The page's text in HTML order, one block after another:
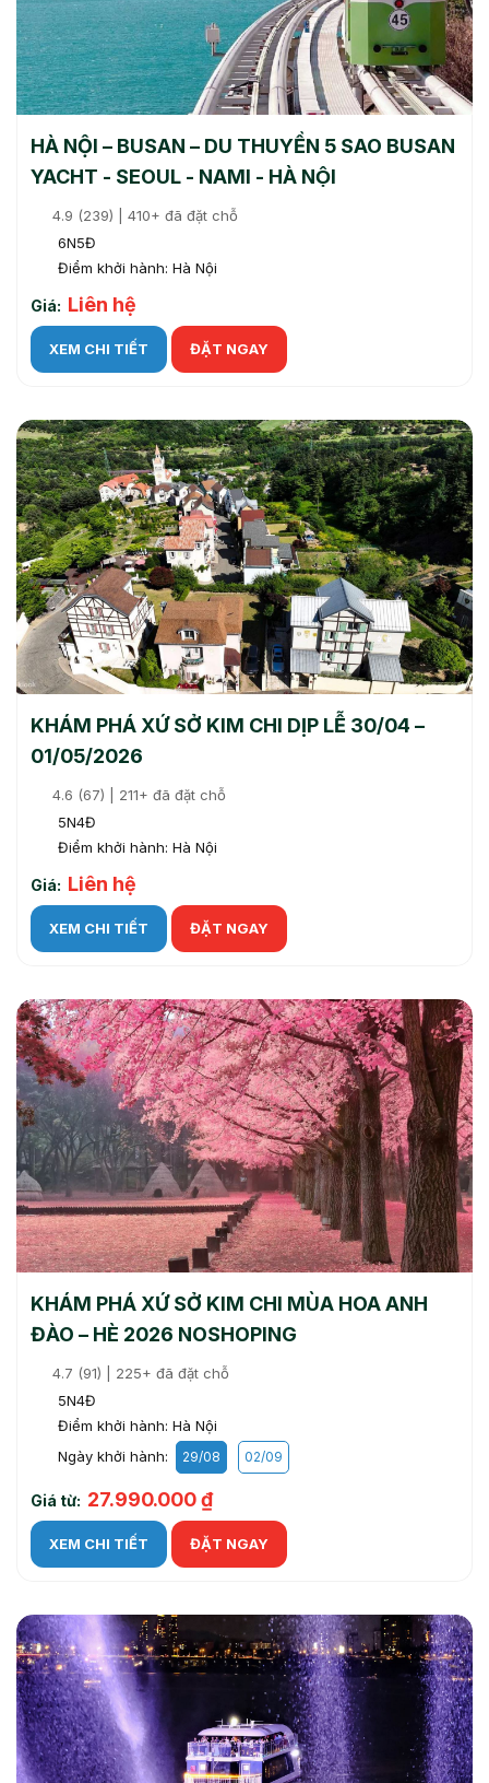
HÀ NỘI – BUSAN – DU THUYỀN 5 SAO BUSAN
YACHT - SEOUL - NAMI - HÀ NỘI
4.9 (239) | 410+ đã đặt chỗ
6N5Đ
Điểm khởi hành: Hà Nội
Giá: Liên hệ
XEM CHI TIẾT ĐẶT NGAY
KHÁM PHÁ XỨ SỞ KIM CHI DỊP LỄ 30/04 –
01/05/2026
4.6 (67) | 211+ đã đặt chỗ
5N4Đ
Điểm khởi hành: Hà Nội
Giá: Liên hệ
XEM CHI TIẾT ĐẶT NGAY
KHÁM PHÁ XỨ SỞ KIM CHI MÙA HOA ANH
ĐÀO – HÈ 2026 NOSHOPING
4.7 (91) | 225+ đã đặt chỗ
5N4Đ
Điểm khởi hành: Hà Nội
Ngày khởi hành:
29/08 02/09
Giá từ: 27.990.000 ₫
XEM CHI TIẾT ĐẶT NGAY